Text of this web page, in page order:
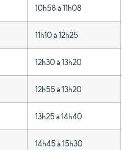
10h58 à 11h08
11h10 à 12h25
12h30 à 13h20
12h55 à 13h20
13h25 à 14h40
14h45 à 15h30